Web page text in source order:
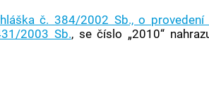
č. 384/2002 Sb., o provedení
2003 Sb., se číslo „2010“